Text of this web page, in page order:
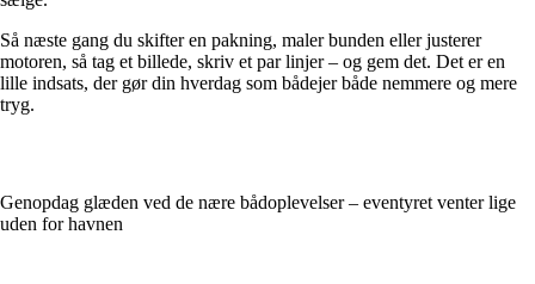
Så næste gang du skifter en pakning, maler bunden eller justerer
motoren, så tag et billede, skriv et par linjer – og gem det. Det er en
lille indsats, der gør din hverdag som bådejer både nemmere og mere
tryg.
Genopdag glæden ved de nære bådoplevelser – eventyret venter lige
uden for havnen